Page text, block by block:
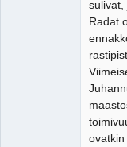
sulivat,
Radat